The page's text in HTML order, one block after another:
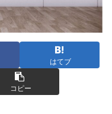
はてブ
コピー